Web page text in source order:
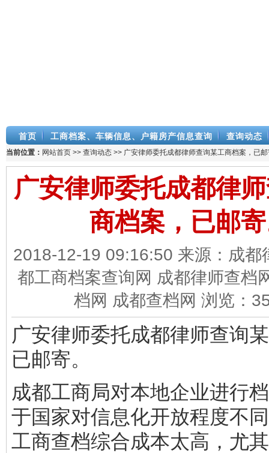
首页 工商档案、车辆信息、户籍房产信息查询 查询动态
当前位置： 网站首页 >> 查询动态 >> 广安律师委托成都律师查询某工商档案，已
广安律师委托成都律
商档案，已邮
2018-12-19 09:16:50 来源：成都
都工商档案查询网 成都律师查档
档网 成都查档网 浏览：
广安律师委托成都律师查询
已邮寄。
成都工商局对本地企业进行
于国家对信息化开放程度不
工商查档综合成本太高，尤